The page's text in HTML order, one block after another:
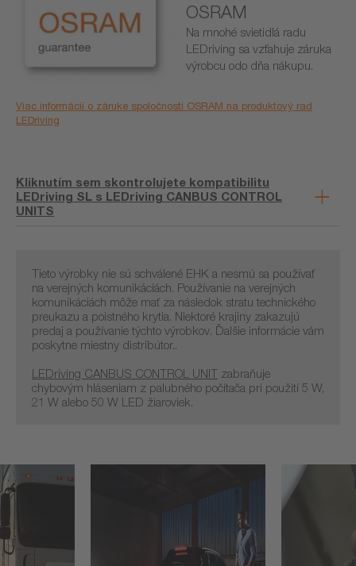
OSRAM
Na mnohé svietidlá radu
LEDriving sa vzťahuje záruka
výrobcu odo dňa nákupu.
Viac informácií o záruke spoločnosti OSRAM na produktový rad
LEDriving
Kliknutím sem skontrolujete kompatibilitu
LEDriving SL s LEDriving CANBUS CONTROL
UNITS
Tieto výrobky nie sú schválené EHK a nesmú sa používať
na verejných komunikáciách. Používanie na verejných
komunikáciách môže mať za následok stratu technického
preukazu a poistného krytia. Niektoré krajiny zakazujú
predaj a používanie týchto výrobkov. Ďalšie informácie vám
poskytne miestny distribútor..
LEDriving CANBUS CONTROL UNIT zabraňuje
chybovým hláseniam z palubného počítača pri použití 5 W,
21 W alebo 50 W LED žiaroviek.